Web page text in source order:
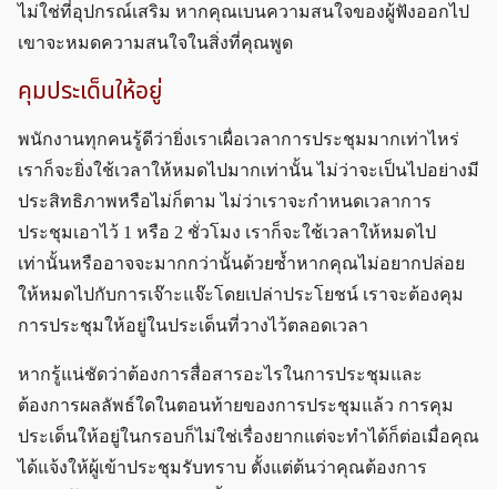
ไม่ใช่ที่อุปกรณ์เสริม หากคุณเบนความสนใจของผู้ฟังออกไป
เขาจะหมดความสนใจในสิ่งที่คุณพูด
คุมประเด็นให้อยู่
พนักงานทุกคนรู้ดีว่ายิ่งเราเผื่อเวลาการประชุมมากเท่าไหร่
เราก็จะยิ่งใช้เวลาให้หมดไปมากเท่านั้น ไม่ว่าจะเป็นไปอย่างมี
ประสิทธิภาพหรือไม่ก็ตาม ไม่ว่าเราจะกำหนดเวลาการ
ประชุมเอาไว้ 1 หรือ 2 ชั่วโมง เราก็จะใช้เวลาให้หมดไป
เท่านั้นหรืออาจจะมากกว่านั้นด้วยซ้ำหากคุณไม่อยากปล่อย
ให้หมดไปกับการเจ๊าะแจ๊ะโดยเปล่าประโยชน์ เราจะต้องคุม
การประชุมให้อยู่ในประเด็นที่วางไว้ตลอดเวลา
หากรู้แน่ชัดว่าต้องการสื่อสารอะไรในการประชุมและ
ต้องการผลลัพธ์ใดในตอนท้ายของการประชุมแล้ว การคุม
ประเด็นให้อยู่ในกรอบก็ไม่ใช่เรื่องยากแต่จะทำได้ก็ต่อเมื่อคุณ
ได้แจ้งให้ผู้เข้าประชุมรับทราบ ตั้งแต่ต้นว่าคุณต้องการ